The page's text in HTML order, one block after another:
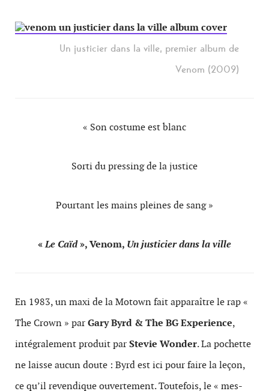
Un justicier dans la ville, premier album de
Venom (2009)
« Son cos­tume est blanc
Sorti du press­ing de la justice
Pour­tant les mains pleines de sang »
«Le Caïd», Venom, Un jus­ticier dans la ville
En 1983, un maxi de la Motown fait appa­raître le rap «
The Crown » parGary Byrd & The BG Expe­ri­ence,
inté­grale­ment pro­duit parSte­vie Won­der. La pochette
ne laisse aucun doute : Byrd est ici pour faire la leçon,
ce qu’il revendique ouverte­ment. Toute­fois, le « mes­